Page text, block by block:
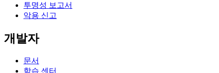
투명성 보고서
악용 신고
개발자
문서
학습 센터